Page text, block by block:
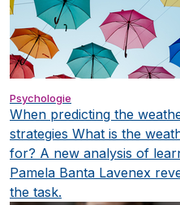
Psychologie
When predicting the
strategies What is the
for? A new analysis of
Pamela Banta Lavenex
the task.